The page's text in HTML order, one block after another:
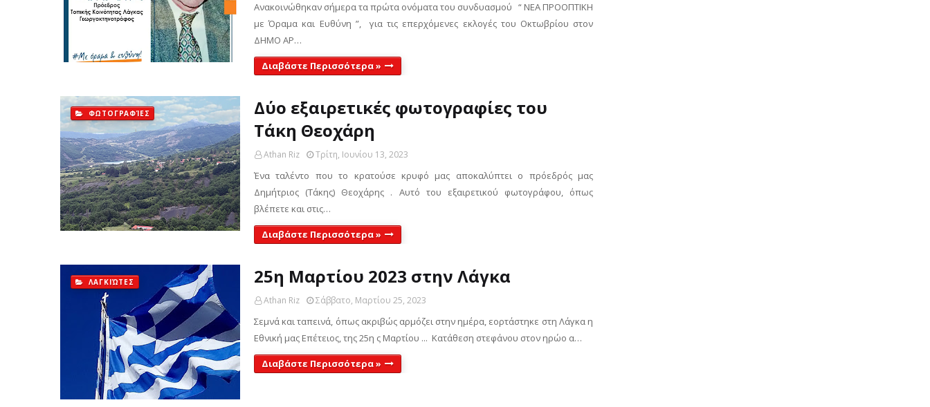
Ανακοινώθηκαν σήμερα τα πρώτα ονόματα του συνδυασμού “ ΝΕΑ ΠΡΟΟΠΤΙΚΗ
με Όραμα και Ευθύνη ”, για τις επερχόμενες εκλογές του Οκτωβρίου στον
ΔΗΜΟ ΑΡ…
Διαβάστε Περισσότερα »
ΦΩΤΟΓΡΑΦΊΕΣ
Δύο εξαιρετικές φωτογραφίες του
Τάκη Θεοχάρη
Athan Riz Τρίτη, Ιουνίου 13, 2023
Ένα ταλέντο που το κρατούσε κρυφό μας αποκαλύπτει ο πρόεδρός μας
Δημήτριος (Τάκης) Θεοχάρης . Αυτό του εξαιρετικού φωτογράφου, όπως
βλέπετε και στις…
Διαβάστε Περισσότερα »
ΛΑΓΚΙΏΤΕΣ 25η Μαρτίου 2023 στην Λάγκα
Athan Riz Σάββατο, Μαρτίου 25, 2023
Σεμνά και ταπεινά, όπως ακριβώς αρμόζει στην ημέρα, εορτάστηκε στη Λάγκα η
Εθνική μας Επέτειος, της 25η ς Μαρτίου ... Κατάθεση στεφάνου στον ηρώο α…
Διαβάστε Περισσότερα »